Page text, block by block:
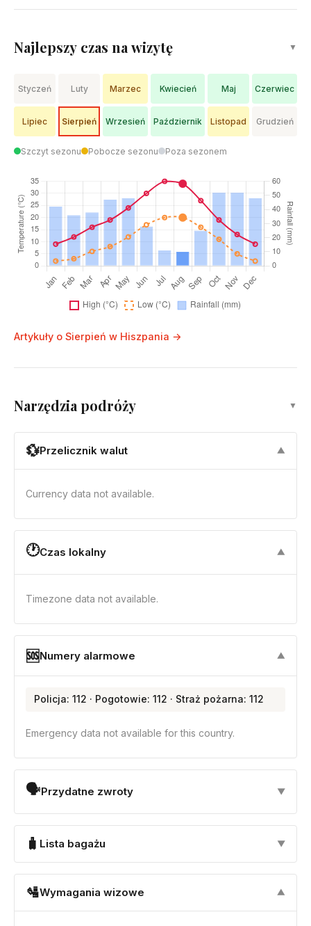
Najlepszy czas na wizytę ▼
Styczeń Luty Marzec Kwiecień Maj Czerwiec
Lipiec Sierpień Wrzesień Październik Listopad Grudzień
Szczyt sezonu Pobocze sezonu Poza sezonem
Artykuły o Sierpień w Hiszpania →
Narzędzia podróży ▼
💱Przelicznik walut ▼
Currency data not available.
🕐Czas lokalny ▼
Timezone data not available.
🆘Numery alarmowe ▼
Policja: 112 · Pogotowie: 112 · Straż pożarna: 112
Emergency data not available for this country.
🗣Przydatne zwroty ▼
🧳 Lista bagażu ▼
🛂Wymagania wizowe ▼